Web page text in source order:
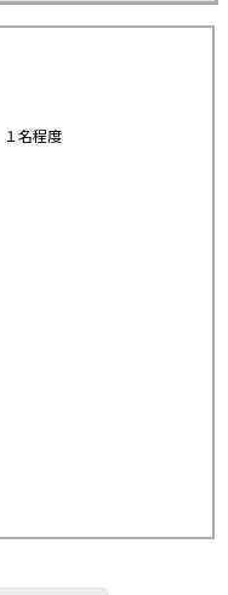
名程度